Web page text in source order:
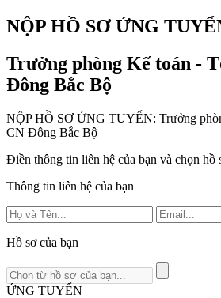
NỘP HỒ SƠ ỨNG
Trưởng phòng Kế toán -
Đông Bắc Bộ
NỘP HỒ SƠ ỨNG TUYỂN: Trưởng
CN Đông Bắc Bộ
Điền thông tin liên hệ của bạn và chọn hồ
Thông tin liên hệ của bạn
Hồ sơ của bạn
ỨNG TUYỂN